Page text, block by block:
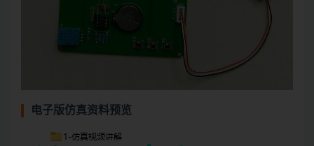
电子版仿真资料预览